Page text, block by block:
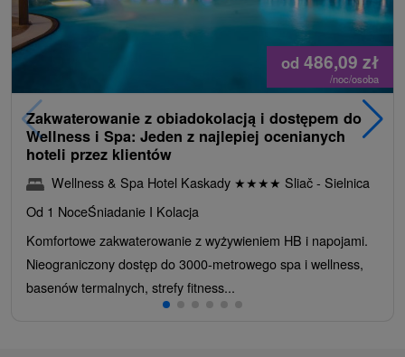
od 486,09 zł
/noc/osoba
Zakwaterowanie z obiadokolacją i dostępem do
Wellness i Spa: Jeden z najlepiej ocenianych
hoteli przez klientów
Wellness & Spa Hotel Kaskady ★★★★ Sliač - Sielnica
Od 1 NoceŚniadanie I Kolacja
Komfortowe zakwaterowanie z wyżywieniem HB i napojami.
Nieograniczony dostęp do 3000-metrowego spa i wellness,
basenów termalnych, strefy fitness...